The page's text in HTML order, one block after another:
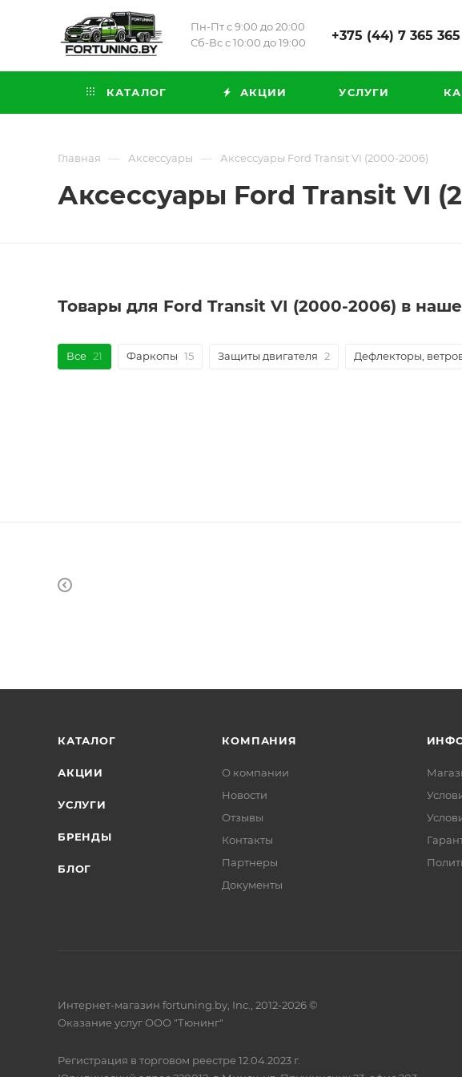
Пн-Пт с 9:00 до 20:00
Сб-Вс с 10:00 до 19:00
+375 (44) 7 365 365
КАТАЛОГ АКЦИИ УСЛУГИ
Главная — Аксессуары — Аксессуары Ford Transit VI (2000-2006)
Аксессуары Ford Transit VI
Товары для Ford Transit VI (2000-2006) в
Все 21 Фаркопы 15 Защиты двигателя 2 Дефлекторы,
КАТАЛОГ
АКЦИИ
УСЛУГИ
БРЕНДЫ
БЛОГ
КОМПАНИЯ
О компании
Новости
Отзывы
Контакты
Партнеры
Документы
Интернет-магазин fortuning.by, Inc., 2012-2026 ©
Оказание услуг ООО "Тюнинг"
Регистрация в торговом реестре 12.04.2023 г.